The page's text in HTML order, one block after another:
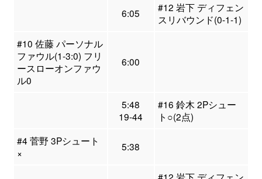
6:05
#12 岩下 ディフェン
スリバウンド(0-1-1)
#10 佐藤 パーソナル
ファウル(1-3:0) フリ
ースローオンファウ
ル0
6:00
5:48
19-44
#16 鈴木 2Pシュー
ト○(2点)
#4 菅野 3Pシュート
×
5:38